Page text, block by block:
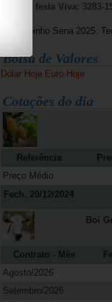
Espaço festa Viva: 3283-
Jabinho Sena 2025.
Bolsa de Valores
Dólar Hoje Euro Hoje
Cotações do dia
Referência
Preço Médio
Fech. 20/12/2024
Boi
Contrato - Mês
Agosto/2026
Setembro/2026